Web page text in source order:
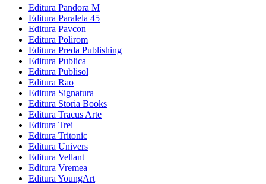
Editura Pandora M
Editura Paralela 45
Editura Pavcon
Editura Polirom
Editura Preda Publishing
Editura Publica
Editura Publisol
Editura Rao
Editura Signatura
Editura Storia Books
Editura Tracus Arte
Editura Trei
Editura Tritonic
Editura Univers
Editura Vellant
Editura Vremea
Editura YoungArt